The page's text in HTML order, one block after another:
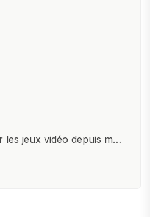
jeux vidéo depuis mon
pour l'univers